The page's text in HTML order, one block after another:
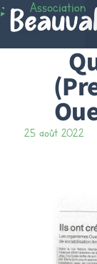
25 août 2022